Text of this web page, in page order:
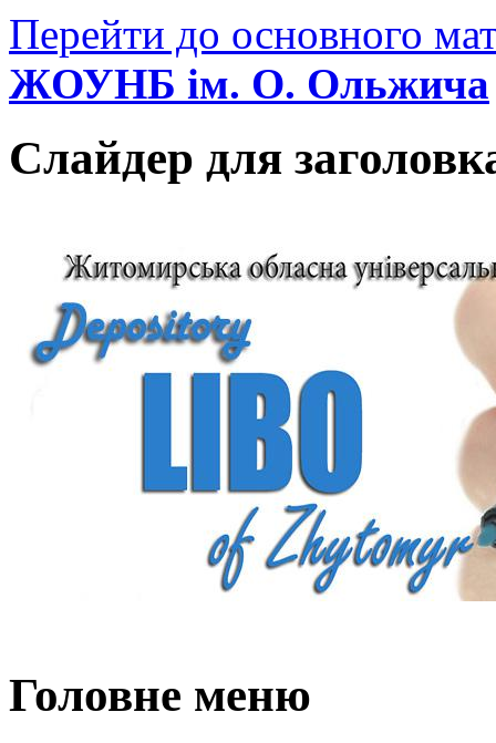
Перейти до основного
ЖОУНБ ім. О. Ольжича
Слайдер для
Головне меню